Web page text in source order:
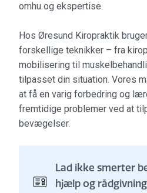
omhu og ekspertise.
Hos Øresund Kiropraktik
forskellige teknikker – fra
mobilisering til
tilpasset din situation. Vores
at få en varig forbedring og
fremtidige problemer ved at
bevægelser.
Lad ikke smerter
hjælp og